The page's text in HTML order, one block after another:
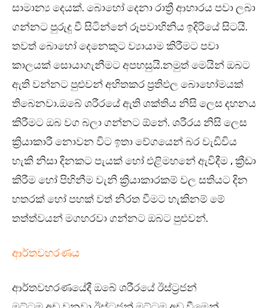
සාමාන්‍ය දෙයක්. බොහෝ දෙනා රාත්‍රී ආහාරය පවා ලබා
ගන්නට පුරුදු වී සිටින්නේ රූපවාහිනිය ඉදිරියේ සිටයි.
තවත් බොහෝ දෙනෙකුට ව්‍යායාම කිරීමට පවා
කාලයක් සොයාගැනීමට අපහසුයි.නමුත් මෙයින් ඔබට
ඇති වන්නට පුළුවන් අහිතකර ප්‍රතිඵල බොහෝමයක්
තිබෙනවා.ඔබේ ශරීරයේ ඇති ශක්තිය නිසි ලෙස දහනය
කිරීමට ඔබ වග බලා ගන්නට ඕනේ. ශරීරය නිසි ලෙස
ක්‍රියාකාරී නොවන විට ඉතා වේගයෙන් බර වැඩිවිය
හැකි නිසා දිනකට පැයක් හෝ එළිමහනේ ඇවිදීම , ක්‍රීඩා
කිරීම හෝ පිහිනීම වැනි ක්‍රියාකාරකම් වල සතියට දින
හතරක් හෝ පහක් වත් නිරත වීමට හැකිනම් මේ
තත්ත්වයන් මගහරවා ගන්නට ඔබට පුළුවන්.
ආර්තවහරණය
ආර්තවහරණයේදී ඔබේ ශරීරයේ ඊස්ට්‍රජන්